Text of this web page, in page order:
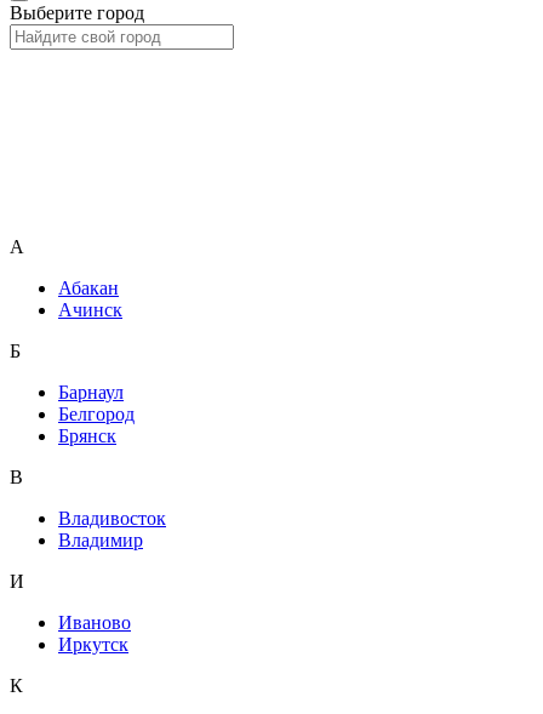
Выберите город
А
Абакан
Ачинск
Б
Барнаул
Белгород
Брянск
В
Владивосток
Владимир
И
Иваново
Иркутск
К